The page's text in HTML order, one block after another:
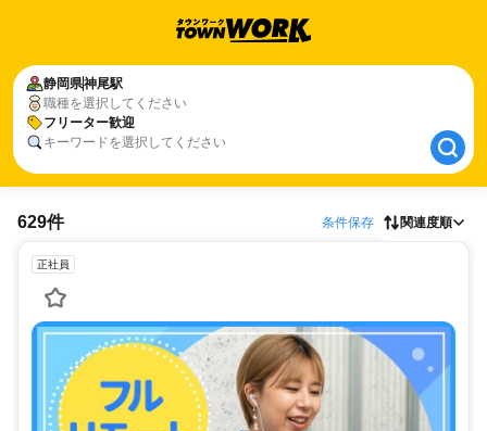
静岡県神尾駅
職種を選択してください
フリーター歓迎
キーワードを選択してください
静岡県神尾駅
フリーター歓迎
629件 条件保存 関連度順
正社員